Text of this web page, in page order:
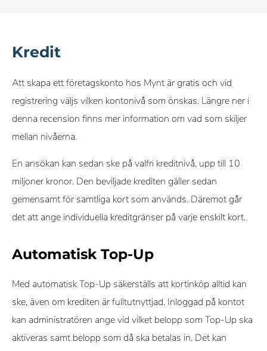
Kredit
Att skapa ett företagskonto hos Mynt är gratis och vid
registrering väljs vilken kontonivå som önskas. Längre ner i
denna recension finns mer information om vad som skiljer
mellan nivåerna.
En ansökan kan sedan ske på valfri kreditnivå, upp till 10
miljoner kronor. Den beviljade krediten gäller sedan
gemensamt för samtliga kort som används. Däremot går
det att ange individuella kreditgränser på varje enskilt kort.
Automatisk Top-Up
Med automatisk Top-Up säkerställs att kortinköp alltid kan
ske, även om krediten är fulltutnyttjad. Inloggad på kontot
kan administratören ange vid vilket belopp som Top-Up ska
aktiveras samt belopp som då ska betalas in. Det kan